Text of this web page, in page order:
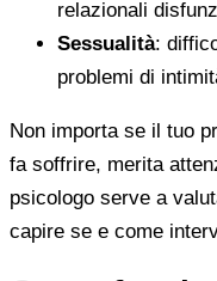
relazionali
Sessualità:
problemi di
Non importa se il tuo
fa soffrire, merita
psicologo serve a
capire se e come